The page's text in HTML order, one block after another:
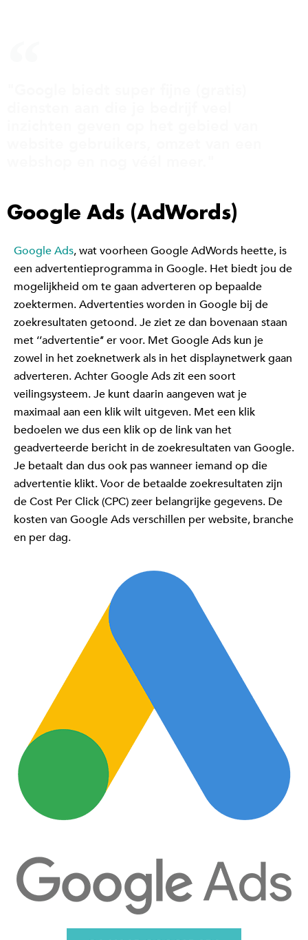
Google Ads (AdWords)
Google Ads, wat voorheen Google AdWords heette, is
een advertentieprogramma in Google. Het biedt jou de
mogelijkheid om te gaan adverteren op bepaalde
zoektermen. Advertenties worden in Google bij de
zoekresultaten getoond. Je ziet ze dan bovenaan staan
met ‘’advertentie’’ er voor. Met Google Ads kun je
zowel in het zoeknetwerk als in het displaynetwerk gaan
adverteren. Achter Google Ads zit een soort
veilingsysteem. Je kunt daarin aangeven wat je
maximaal aan een klik wilt uitgeven. Met een klik
bedoelen we dus een klik op de link van het
geadverteerde bericht in de zoekresultaten van Google.
Je betaalt dan dus ook pas wanneer iemand op die
advertentie klikt. Voor de betaalde zoekresultaten zijn
de Cost Per Click (CPC) zeer belangrijke gegevens. De
kosten van Google Ads verschillen per website, branche
en per dag.